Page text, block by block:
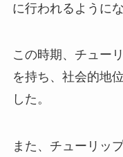
に行われるように
この時期、チュー
を持ち、社会的地
した。
また、チューリッ